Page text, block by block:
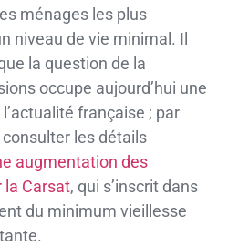
ménages les plus
niveau de vie minimal. Il
la question de la
occupe aujourd’hui une
française ; par
les détails
augmentation des
la Carsat, qui s’inscrit dans
du minimum vieillesse